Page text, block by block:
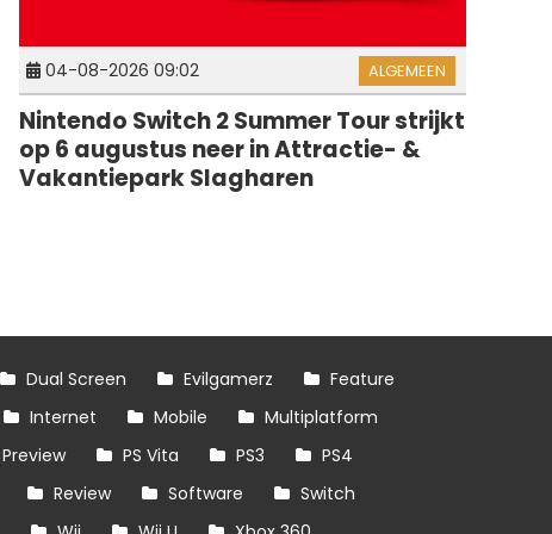
04-08-2026 09:02 ALGEMEEN
Nintendo Switch 2 Summer Tour strijkt
op 6 augustus neer in Attractie- &
Vakantiepark Slagharen
Dual Screen Evilgamerz
Feature
Internet Mobile
Multiplatform
Preview PS Vita PS3
PS4
Review Software
Switch